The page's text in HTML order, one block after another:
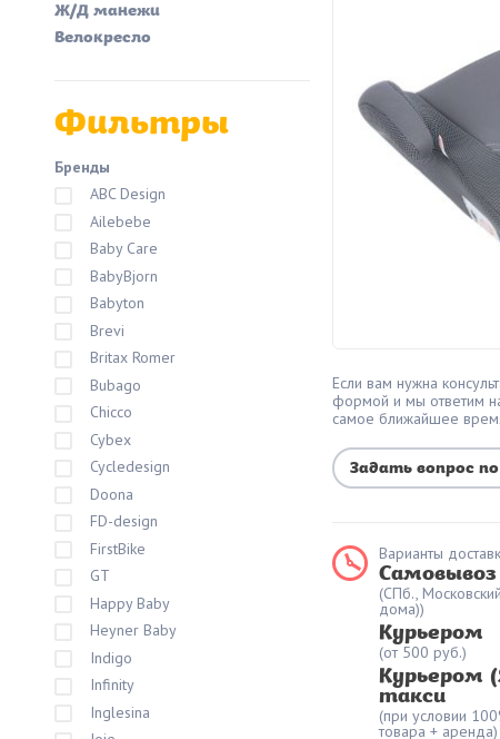
Ж/Д манежи
Велокресло
Фильтры
Бренды
ABC Design
Ailebebe
Baby Care
BabyBjorn
Babyton
Brevi
Britax Romer
Bubago
Chicco
Cybex
Cycledesign
Doona
FD-design
FirstBike
GT
Happy Baby
Heyner Baby
Indigo
Infinity
Inglesina
Если вам нужна
формой и мы ответим
самое ближайшее
Задать вопрос
Варианты
Самовывоз
(СПб.,
дома))
Курьером
(от 500 руб.)
Курьером
такси
(при условии
товара + аренда)